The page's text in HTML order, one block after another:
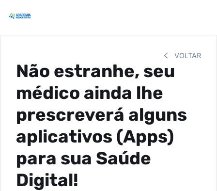
VOLTAR
Não estranhe, seu
médico ainda lhe
prescreverá alguns
aplicativos (Apps)
para sua Saúde
Digital!